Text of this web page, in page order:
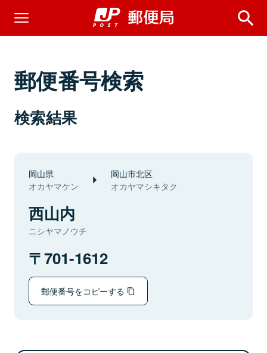
郵便番号検索
検索結果
岡山県
オカヤマケン
岡山市北区
オカヤマシキタク
西山内
ニシヤマノウチ
701-1612
郵便番号をコピーする